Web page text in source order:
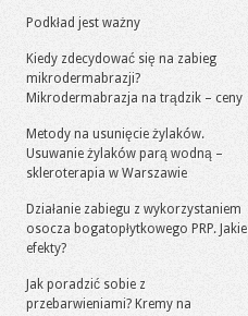
Podkład jest ważny
Kiedy zdecydować się na zabieg
mikrodermabrazji?
Mikrodermabrazja na trądzik – ceny
Metody na usunięcie żylaków.
Usuwanie żylaków parą wodną –
skleroterapia w Warszawie
Działanie zabiegu z wykorzystaniem
osocza bogatopłytkowego PRP. Jakie
efekty?
Jak poradzić sobie z
przebarwieniami? Kremy na